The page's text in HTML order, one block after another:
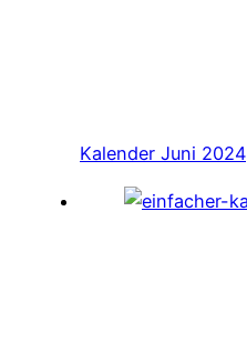
Kalender Juni 2024